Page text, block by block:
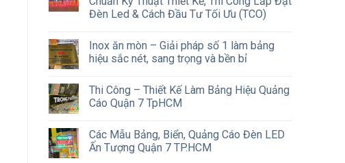
Đèn Led & Cách Đầu Tư Tối Ưu (TCO)
Inox ăn mòn – Giải pháp số 1 làm bảng
hiệu sắc nét, sang trọng và bền bỉ
Thi Công – Thiết Kế Làm Bảng Hiệu Quảng
Cáo Quận 7 TpHCM
Các Mẫu Bảng, Biển, Quảng Cáo Đèn LED
Ấn Tượng Quận 7 TP.HCM